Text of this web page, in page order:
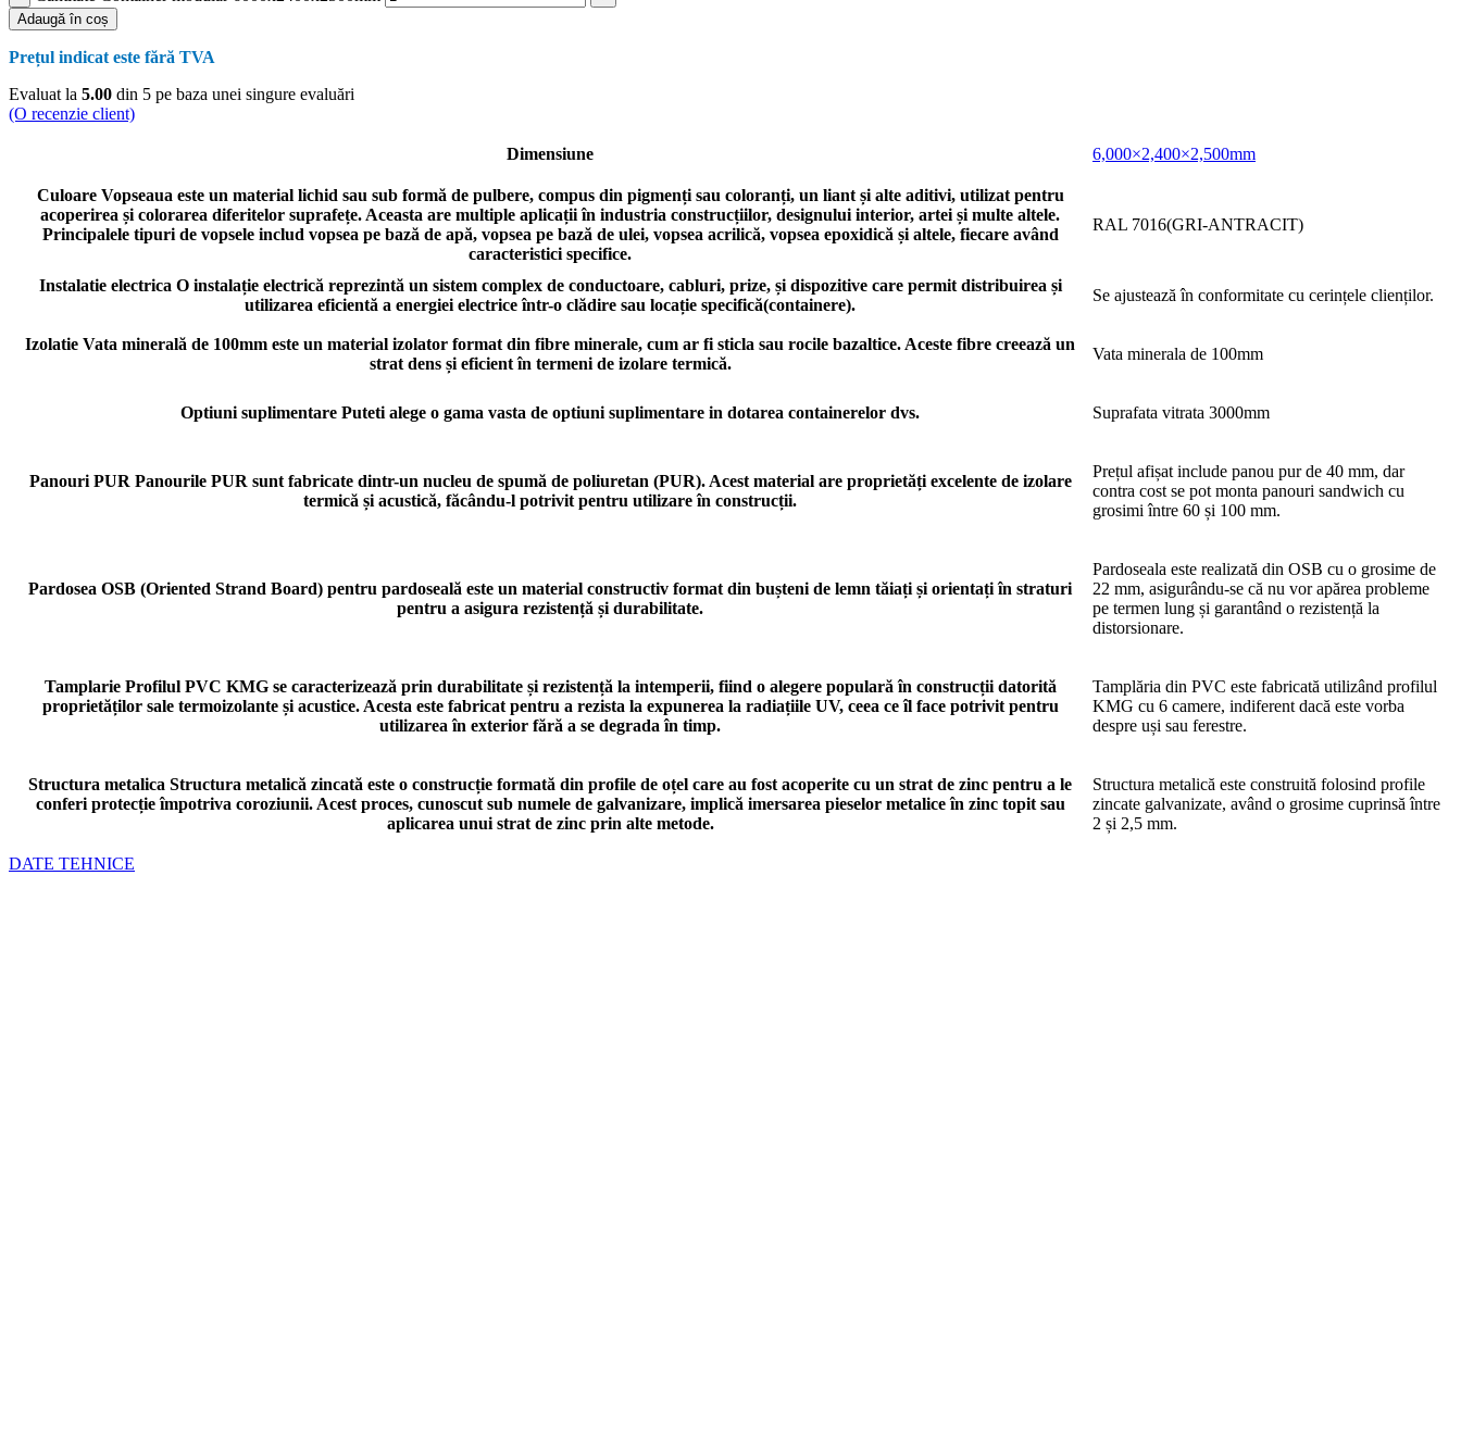
Adaugă în coș
Prețul indicat este fără TVA
Evaluat la 5.00 din 5 pe baza unei singure evaluări
(O recenzie client)
Dimensiune 6,000×2,400×2,500mm
Culoare Vopseaua este un material lichid sau sub formă de pulbere, compus din pigmenți sau coloranți, un liant și alte aditivi, utilizat pentru
acoperirea și colorarea diferitelor suprafețe. Aceasta are multiple aplicații în industria construcțiilor, designului interior, artei și multe altele.
Principalele tipuri de vopsele includ vopsea pe bază de apă, vopsea pe bază de ulei, vopsea acrilică, vopsea epoxidică și altele, fiecare având
caracteristici specifice.
RAL 7016(GRI-ANTRACIT)
Instalatie electrica O instalație electrică reprezintă un sistem complex de conductoare, cabluri, prize, și dispozitive care permit distribuirea și
utilizarea eficientă a energiei electrice într-o clădire sau locație specifică(containere).
Se ajustează în conformitate cu cerințele clienților.
Izolatie Vata minerală de 100mm este un material izolator format din fibre minerale, cum ar fi sticla sau rocile bazaltice. Aceste fibre creează un
strat dens și eficient în termeni de izolare termică.
Vata minerala de 100mm
Optiuni suplimentare Puteti alege o gama vasta de optiuni suplimentare in dotarea containerelor dvs. Suprafata vitrata 3000mm
Panouri PUR Panourile PUR sunt fabricate dintr-un nucleu de spumă de poliuretan (PUR). Acest material are proprietăți excelente de izolare
termică și acustică, făcându-l potrivit pentru utilizare în construcții.
Prețul afișat include panou pur de 40 mm, dar
contra cost se pot monta panouri sandwich cu
grosimi între 60 și 100 mm.
Pardosea OSB (Oriented Strand Board) pentru pardoseală este un material constructiv format din bușteni de lemn tăiați și orientați în straturi
pentru a asigura rezistență și durabilitate.
Pardoseala este realizată din OSB cu o grosime de
22 mm, asigurându-se că nu vor apărea probleme
pe termen lung și garantând o rezistență la
distorsionare.
Tamplarie Profilul PVC KMG se caracterizează prin durabilitate și rezistență la intemperii, fiind o alegere populară în construcții datorită
proprietăților sale termoizolante și acustice. Acesta este fabricat pentru a rezista la expunerea la radiațiile UV, ceea ce îl face potrivit pentru
utilizarea în exterior fără a se degrada în timp.
Tamplăria din PVC este fabricată utilizând profilul
KMG cu 6 camere, indiferent dacă este vorba
despre uși sau ferestre.
Structura metalica Structura metalică zincată este o construcție formată din profile de oțel care au fost acoperite cu un strat de zinc pentru a le
conferi protecție împotriva coroziunii. Acest proces, cunoscut sub numele de galvanizare, implică imersarea pieselor metalice în zinc topit sau
aplicarea unui strat de zinc prin alte metode.
Structura metalică este construită folosind profile
zincate galvanizate, având o grosime cuprinsă între
2 și 2,5 mm.
DATE TEHNICE